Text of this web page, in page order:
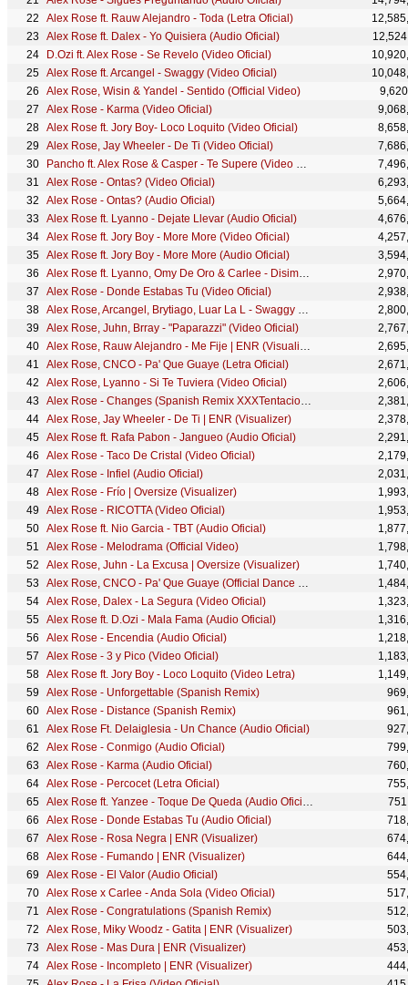
Alex Rose ft. Rauw Alejandro - Toda (Letra Oficial)
Alex Rose ft. Dalex - Yo Quisiera (Audio Oficial)
D.Ozi ft. Alex Rose - Se Revelo (Video Oficial)
Alex Rose ft. Arcangel - Swaggy (Video Oficial)
Alex Rose, Wisin & Yandel - Sentido (Official Video)
Alex Rose - Karma (Video Oficial)
Alex Rose ft. Jory Boy- Loco Loquito (Video Oficial)
Alex Rose, Jay Wheeler - De Ti (Video Oficial)
Pancho ft. Alex Rose & Casper - Te Supere (Video Oficial)
Alex Rose - Ontas? (Video Oficial)
Alex Rose - Ontas? (Audio Oficial)
Alex Rose ft. Lyanno - Dejate Llevar (Audio Oficial)
Alex Rose ft. Jory Boy - More More (Video Oficial)
Alex Rose ft. Jory Boy - More More (Audio Oficial)
Alex Rose ft. Lyanno, Omy De Oro & Carlee - Disimulas (Audio Oficial)
Alex Rose - Donde Estabas Tu (Video Oficial)
Alex Rose, Arcangel, Brytiago, Luar La L - Swaggy Remix (Audio Oficial)
Alex Rose, Juhn, Brray - "Paparazzi" (Video Oficial)
Alex Rose, Rauw Alejandro - Me Fije | ENR (Visualizer)
Alex Rose, CNCO - Pa' Que Guaye (Letra Oficial)
Alex Rose, Lyanno - Si Te Tuviera (Video Oficial)
Alex Rose - Changes (Spanish Remix XXXTentacion) [Audio Oficial]
Alex Rose, Jay Wheeler - De Ti | ENR (Visualizer)
Alex Rose ft. Rafa Pabon - Jangueo (Audio Oficial)
Alex Rose - Taco De Cristal (Video Oficial)
Alex Rose - Infiel (Audio Oficial)
Alex Rose - Frío | Oversize (Visualizer)
Alex Rose - RICOTTA (Video Oficial)
Alex Rose ft. Nio Garcia - TBT (Audio Oficial)
Alex Rose - Melodrama (Official Video)
Alex Rose, Juhn - La Excusa | Oversize (Visualizer)
Alex Rose, CNCO - Pa' Que Guaye (Official Dance Video)
Alex Rose, Dalex - La Segura (Video Oficial)
Alex Rose ft. D.Ozi - Mala Fama (Audio Oficial)
Alex Rose - Encendia (Audio Oficial)
Alex Rose - 3 y Pico (Video Oficial)
Alex Rose ft. Jory Boy - Loco Loquito (Video Letra)
Alex Rose - Unforgettable (Spanish Remix)
Alex Rose - Distance (Spanish Remix)
Alex Rose Ft. Delaiglesia - Un Chance (Audio Oficial)
Alex Rose - Conmigo (Audio Oficial)
Alex Rose - Karma (Audio Oficial)
Alex Rose - Percocet (Letra Oficial)
Alex Rose ft. Yanzee - Toque De Queda (Audio Oficial)
Alex Rose - Donde Estabas Tu (Audio Oficial)
Alex Rose - Rosa Negra | ENR (Visualizer)
Alex Rose - Fumando | ENR (Visualizer)
Alex Rose - El Valor (Audio Oficial)
Alex Rose x Carlee - Anda Sola (Video Oficial)
Alex Rose - Congratulations (Spanish Remix)
Alex Rose, Miky Woodz - Gatita | ENR (Visualizer)
Alex Rose - Mas Dura | ENR (Visualizer)
Alex Rose - Incompleto | ENR (Visualizer)